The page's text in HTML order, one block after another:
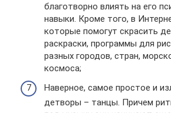
благотворно влиять на его
навыки. Кроме того, в
которые помогут скрасить
раскраски, программы для
разных городов, стран,
космоса;
Наверное, самое простое и
детворы – танцы. Причем